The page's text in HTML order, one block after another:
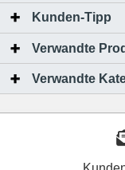
Kunden-Tipp
Verwandte
Verwandte